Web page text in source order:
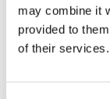
may combine it
provided to
of their services.
Iron Horse Metallic
49.920,00€